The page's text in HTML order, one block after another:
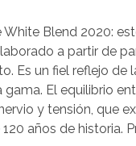
White Blend 2020:
a partir de
Es un fiel reflejo de
gama. El equilibrio
y tensión, que
años de historia.